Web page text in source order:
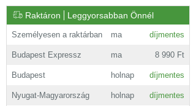
Raktáron Leggyorsabban Önnél
Személyesen a raktárban ma díjmentes
Budapest Expressz ma 8 990 Ft
Budapest holnap díjmentes
Nyugat-Magyarország holnap díjmentes